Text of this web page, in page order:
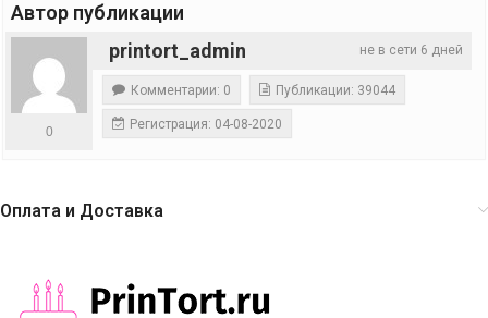
Автор публикации
не в сети 6 дней
printort_admin
0
Комментарии: 0 Публикации: 39044
Регистрация: 04-08-2020
Оплата и Доставка